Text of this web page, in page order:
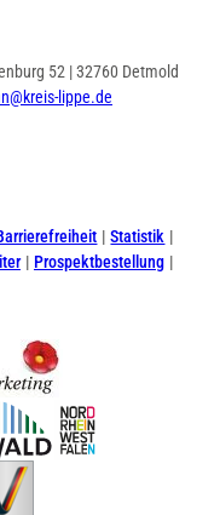
52 | 32760 Detmold
lippe.de
Statistik
Prospektbestellung